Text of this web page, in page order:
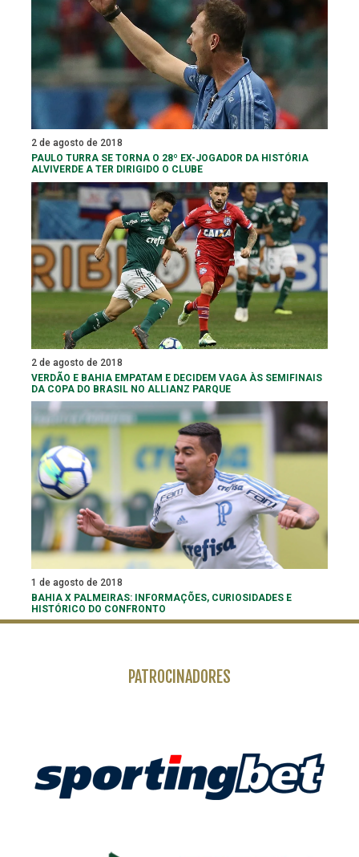
2 de agosto de 2018
PAULO TURRA SE TORNA O 28º EX-JOGADOR DA HISTÓRIA
ALVIVERDE A TER DIRIGIDO O CLUBE
2 de agosto de 2018
VERDÃO E BAHIA EMPATAM E DECIDEM VAGA ÀS SEMIFINAIS
DA COPA DO BRASIL NO ALLIANZ PARQUE
1 de agosto de 2018
BAHIA X PALMEIRAS: INFORMAÇÕES, CURIOSIDADES E
HISTÓRICO DO CONFRONTO
PATROCINADORES